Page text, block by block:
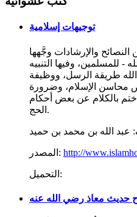
توجيهات إسلامية
والإرشادات وجَّهها
- للمسلمين، وفيها التنبيه
طريقة الرسل، ووظيفة
محاسن الإسلام، وضرورة
ختم بالكلام عن بعض أحكام
الحج.
عبد الله بن محمد بن حميد
المصدر: http://
التحميل:
حديث معاذ رضي الله عنه